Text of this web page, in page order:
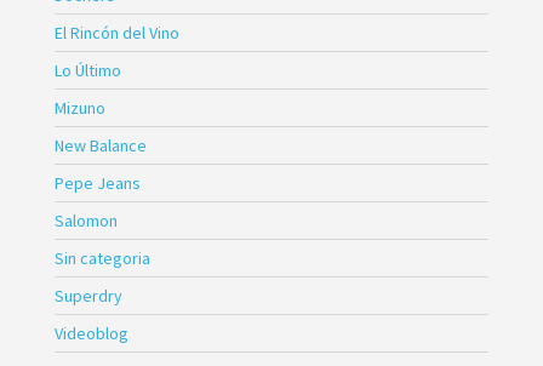
El Rincón del Vino
Lo Último
Mizuno
New Balance
Pepe Jeans
Salomon
Sin categoria
Superdry
Videoblog